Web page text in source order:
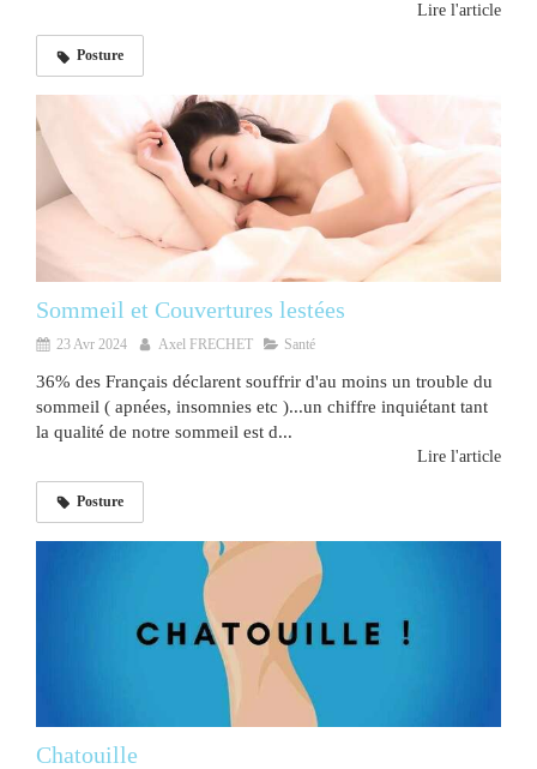
Lire l'article
Posture
Sommeil et Couvertures lestées
23 Avr 2024 Axel FRECHET Santé
36% des Français déclarent souffrir d'au moins un trouble du
sommeil ( apnées, insomnies etc )...un chiffre inquiétant tant
la qualité de notre sommeil est d...
Lire l'article
Posture
Chatouille